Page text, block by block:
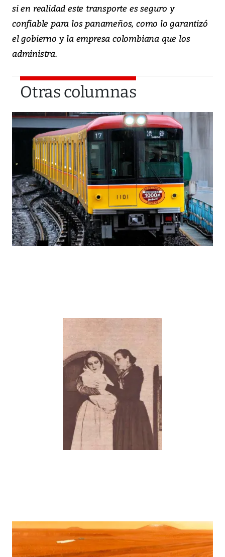
si en realidad este transporte es seguro y
confiable para los panameños, como lo garantizó
el gobierno y la empresa colombiana que los
administra.
Otras columnas